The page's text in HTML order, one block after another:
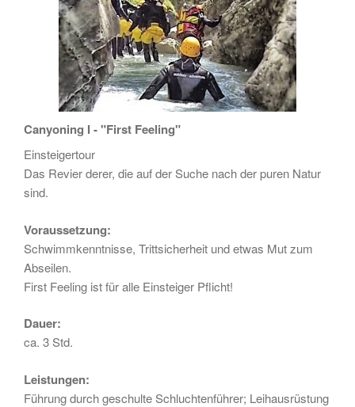
Canyoning I - "First Feeling"
Einsteigertour
Das Revier derer, die auf der Suche nach der puren Natur
sind.
Voraussetzung:
Schwimmkenntnisse, Trittsicherheit und etwas Mut zum
Abseilen.
First Feeling ist für alle Einsteiger Pflicht!
Dauer:
ca. 3 Std.
Leistungen:
Führung durch geschulte Schluchtenführer; Leihausrüstung